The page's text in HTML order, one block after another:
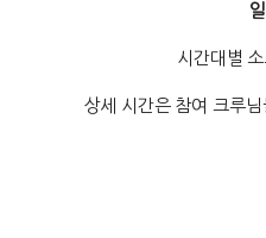
시간대별
상세 시간은 참여 크루